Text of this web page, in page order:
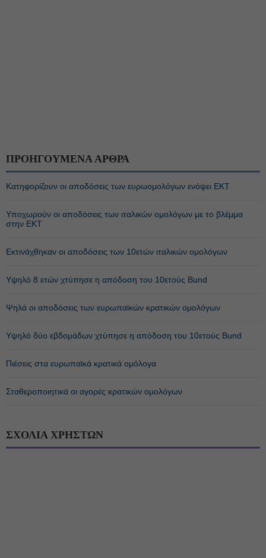
ΠΡΟΗΓΟΥΜΕΝΑ ΑΡΘΡΑ
Κατηφορίζουν οι αποδόσεις των ευρωομολόγων ενόψει ΕΚΤ
Υποχωρούν οι αποδόσεις των ιταλικών ομολόγων με το βλέμμα
στην ΕΚΤ
Εκτινάχθηκαν οι αποδόσεις των 10ετών ιταλικών ομολόγων
Υψηλό 8 ετών χτύπησε η απόδοση του 10ετούς Bund
Ψηλά οι αποδόσεις των ευρωπαϊκών κρατικών ομολόγων
Υψηλό δύο εβδομάδων χτύπησε η απόδοση του 10ετούς Bund
Πιέσεις στα ευρωπαϊκά κρατικά ομόλογα
Σταθεροποιητικά οι αγορές κρατικών ομολόγων
ΣΧΟΛΙΑ ΧΡΗΣΤΩΝ